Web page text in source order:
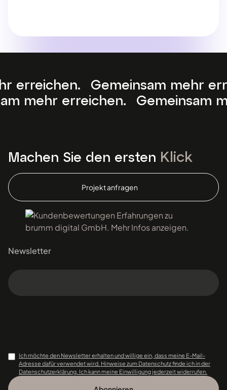
mehr erreichen.
Gemeinsam mehr
Machen Sie den ersten Klick
Projekt anfragen
Newsletter
Ich möchte den Newsletter erhalten und willige ein, dass meine E-Mail-
Adresse dafür verwendet wird. Hinweise zum Datenschutz finde ich in der
Datenschutzerklärung. Ich kann meine Einwilligung jederzeit widerrufen.